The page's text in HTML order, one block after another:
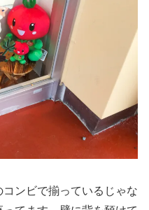
ンビで揃っているじゃな